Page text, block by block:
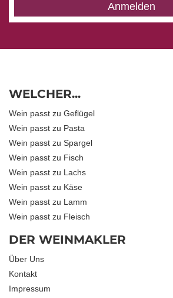
Anmelden
WELCHER...
Wein passt zu Geflügel
Wein passt zu Pasta
Wein passt zu Spargel
Wein passt zu Fisch
Wein passt zu Lachs
Wein passt zu Käse
Wein passt zu Lamm
Wein passt zu Fleisch
DER WEINMAKLER
Über Uns
Kontakt
Impressum